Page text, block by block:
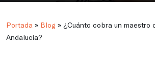
Portada » Blog » ¿Cuánto cobra un maestro
Andalucía?